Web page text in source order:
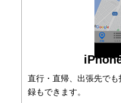
直行・直帰、出張先で
録もできます。